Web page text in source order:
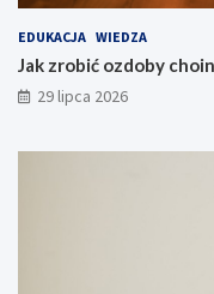
EDUKACJA WIEDZA
Jak zrobić ozdoby
29 lipca 2026